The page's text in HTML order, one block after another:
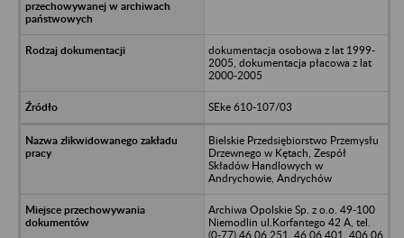
dokumentacja osobowa z lat 1999-
2005, dokumentacja płacowa z lat
2000-2005
SEke 610-107/03
Bielskie Przedsiębiorstwo Przemysłu
Drzewnego w Kętach, Zespół
Składów Handlowych w
Andrychowie, Andrychów
Archiwa Opolskie Sp. z o.o. 49-100
Niemodlin ul.Korfantego 42 A, tel.
(0-77) 46 06 251, 46 06 401, 406 06